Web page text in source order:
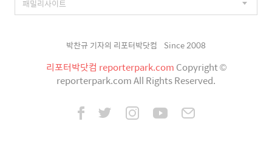
박찬규 기자의 리포터박닷컴 Since 2008
리포터박닷컴 reporterpark.com Copyright ©
reporterpark.com All Rights Reserved.